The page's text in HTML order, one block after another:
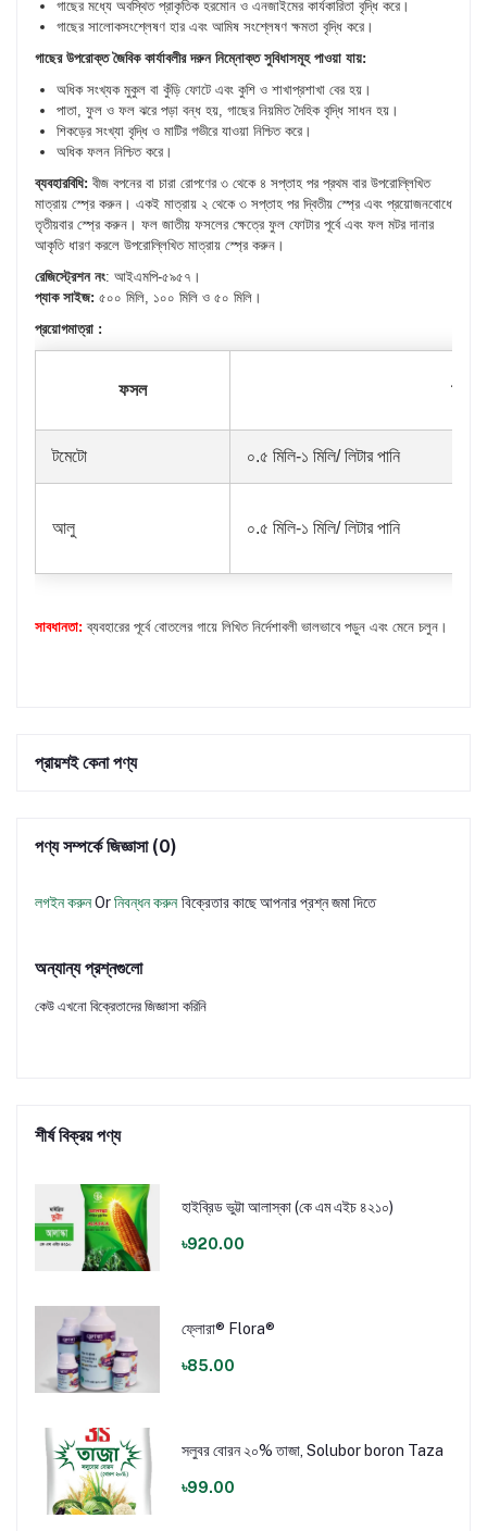
গাছের মধ্যে অবস্থিত প্রাকৃতিক হরমোন ও এনজাইমের কার্যকারিতা বৃদ্ধি করে।
গাছের সালোকসংশ্লেষণ হার এবং আমিষ সংশ্লেষণ ক্ষমতা বৃদ্ধি করে।
গাছের উপরোক্ত জৈবিক কার্যাবলীর দরুন নিম্নোক্ত সুবিধাসমূহ পাওয়া যায়:
অধিক সংখ্যক মুকুল বা কুঁড়ি ফোটে এবং কুশি ও শাখাপ্রশাখা বের হয়।
পাতা, ফুল ও ফল ঝরে পড়া বন্ধ হয়, গাছের নিয়মিত দৈহিক বৃদ্ধি সাধন হয়।
শিকড়ের সংখ্যা বৃদ্ধি ও মাটির গভীরে যাওয়া নিশ্চিত করে।
অধিক ফলন নিশ্চিত করে।
ব্যবহারবিধি: বীজ বপনের বা চারা রোপণের ৩ থেকে ৪ সপ্তাহ পর প্রথম বার উপরোল্লিখিত
মাত্রায় স্প্রে করুন। একই মাত্রায় ২ থেকে ৩ সপ্তাহ পর দ্বিতীয় স্প্রে এবং প্রয়োজনবোধে
তৃতীয়বার স্প্রে করুন। ফল জাতীয় ফসলের ক্ষেত্রে ফুল ফোটার পূর্বে এবং ফল মটর দানার
আকৃতি ধারণ করলে উপরোল্লিখিত মাত্রায় স্প্রে করুন।
রেজিস্ট্রেশন নং: আইএমপি-৫৯৫৭।
প্যাক সাইজ: ৫০০ মিলি, ১০০ মিলি ও ৫০ মিলি।
প্রয়োগমাত্রা :
ফসল
টমেটো ০.৫ মিলি-১ মিলি/ লিটার পানি
আলু ০.৫ মিলি-১ মিলি/ লিটার পানি
সাবধানতা: ব্যবহারের পূর্বে বোতলের গায়ে লিখিত নির্দেশাবলী ভালভাবে পড়ুন এবং মেনে চলুন।
প্রায়শই কেনা পণ্য
পণ্য সম্পর্কে জিজ্ঞাসা (0)
লগইন করুনOrনিবন্ধন করুন বিক্রেতার কাছে আপনার প্রশ্ন জমা দিতে
অন্যান্য প্রশ্নগুলো
কেউ এখনো বিক্রেতাদের জিজ্ঞাসা করিনি
শীর্ষ বিক্রয় পণ্য
হাইব্রিড ভুট্টা আলাস্কা (কে এম এইচ ৪২১০)
৳920.00
ফ্লোরা® Flora®
৳85.00
সলুবর বোরন ২০% তাজা, Solubor boron Taza
৳99.00